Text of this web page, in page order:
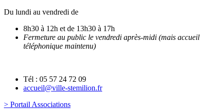
Du lundi au vendredi de
8h30 à 12h et de 13h30 à 17h
Fermeture au public le vendredi après-midi (mais accueil
téléphonique maintenu)
Tél : 05 57 24 72 09
accueil@ville-stemilion.fr
> Portail Associations